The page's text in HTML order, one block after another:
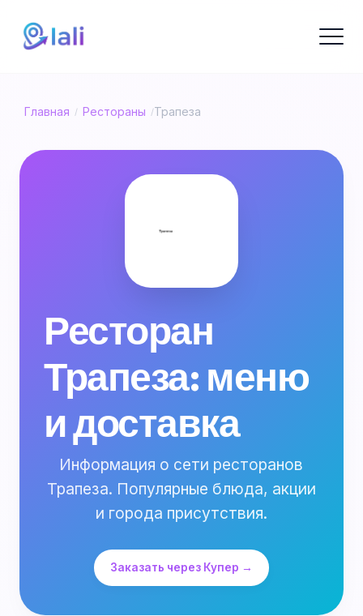
Главная / Рестораны /Трапеза
Ресторан
Трапеза: меню
и доставка
Информация о сети ресторанов
Трапеза. Популярные блюда, акции
и города присутствия.
Заказать через Купер →